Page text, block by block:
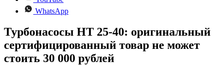
WhatsApp
Турбонасосы НТ 25-40: оригинальный
сертифицированный товар не может
стоить 30 000 рублей